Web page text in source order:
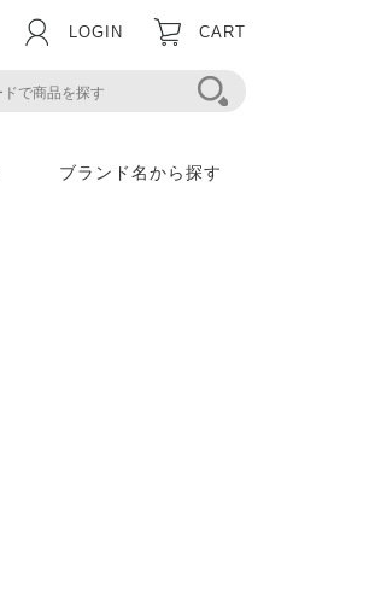
LOGIN CART
ブランド名から探す